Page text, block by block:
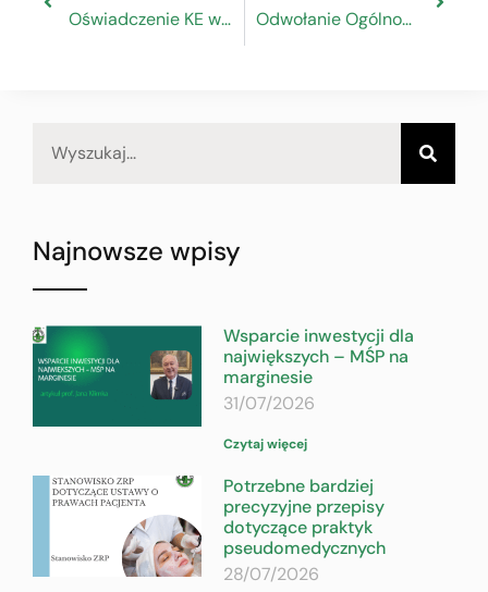
Oświadczenie KE w sprawie wpływu COVID-19 na zatrudnienie i skutki społeczne Odwołanie Ogólnopolskiego Konkurs Wiedzy o Zasadach BHP „Bezpiecznie od startu”
Najnowsze wpisy
Wsparcie inwestycji dla
największych – MŚP na
marginesie
31/07/2026
Czytaj więcej
Potrzebne bardziej
precyzyjne przepisy
dotyczące praktyk
pseudomedycznych
28/07/2026